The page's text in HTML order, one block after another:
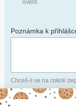
ověřil.
Poznámka k
Chceš-li se na cokoli
Anonymní profil